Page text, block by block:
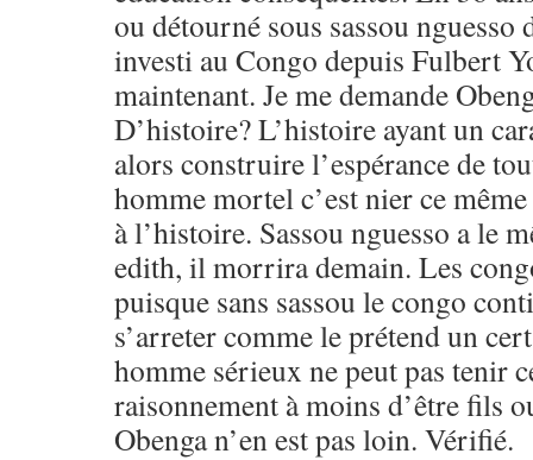
ou détourné sous sassou nguesso
investi au Congo depuis Fulbert
maintenant. Je me demande
D’histoire? L’histoire ayant un
alors construire l’espérance de
homme mortel c’est nier ce
à l’histoire. Sassou nguesso a le
edith, il morrira demain. Les
puisque sans sassou le congo
s’arreter comme le prétend un
homme sérieux ne peut pas tenir
raisonnement à moins d’être fils
Obenga n’en est pas loin. Vérifié.